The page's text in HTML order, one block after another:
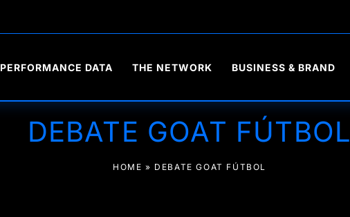
PERFORMANCE DATA THE NETWORK BUSINESS & BRAND
DEBATE GOAT FÚTBOL
HOME » DEBATE GOAT FÚTBOL